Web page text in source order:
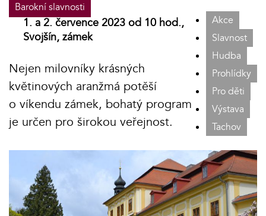
Barokní slavnosti
Akce
Slavnost
Hudba
Prohlídky
Pro děti
Výstava
Tachov
1. a 2. července 2023 od 10 hod.,
Svojšín, zámek
Nejen milovníky krásných
květinových aranžmá potěší
o víkendu zámek, bohatý program
je určen pro širokou veřejnost.